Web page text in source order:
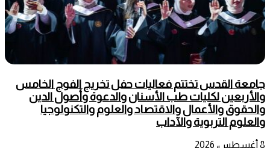
جامعة القدس تختتم فعاليات حفل تخريج الفوج الخامس
والأربعين لكليات طب الأسنان والدعوة وأصول الدين
والحقوق والأعمال والاقتصاد والعلوم والتكنولوجيا
والعلوم التربوية والآداب
8 أغسطس، 2026